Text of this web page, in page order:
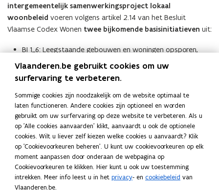
intergemeentelijk samenwerkingsproject lokaal
woonbeleid voeren volgens artikel 2.14 van het Besluit
Vlaamse Codex Wonen twee bijkomende basisinitiatieven uit:
BI 1_6: Leegstaande gebouwen en woningen opsporen,
registreren en aanpakken
BI 1_7: Verwaarloosde gebouwen en woningen opsporen,
Duiding bij de basisinitiatieven vindt u in het
inspiratiehandboek hieronder in de rubriek documenten.
Documenten
Inspiratiehandboek voor initiatieven lokaal woonbeleid
(
W
o
Regelgeving
Vlaanderen.be gebruikt cookies om uw
surfervaring te verbeteren.
Sommige cookies zijn noodzakelijk om de website optimaal te
laten functioneren. Andere cookies zijn optioneel en worden
gebruikt om uw surfervaring op deze website te verbeteren. Als u
op 'Alle cookies aanvaarden' klikt, aanvaardt u ook de optionele
cookies. Wilt u liever zelf kiezen welke cookies u aanvaardt? Klik
op 'Cookievoorkeuren beheren'. U kunt uw cookievoorkeuren op elk
moment aanpassen door onderaan de webpagina op
Cookievoorkeuren te klikken. Hier kunt u ook uw toestemming
intrekken. Meer info leest u in het privacy- en cookiebeleid van
Vlaanderen.be.